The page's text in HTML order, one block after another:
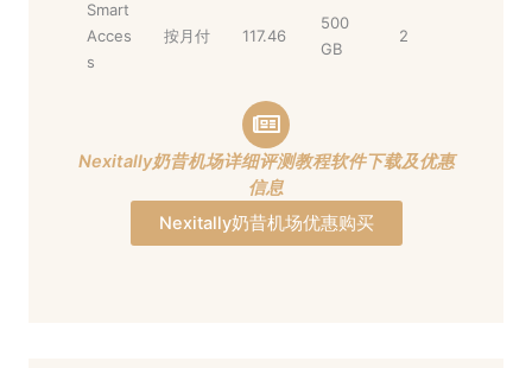
Smart
Acces
s
按月付 117.46
500
GB
2
Nexitally奶昔机场详细评测教程软件下载及优惠
信息
Nexitally奶昔机场优惠购买